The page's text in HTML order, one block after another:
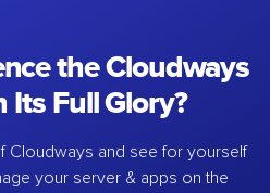
the Cloudways
Its Full Glory?
Cloudways and see for yourself
your server & apps on the